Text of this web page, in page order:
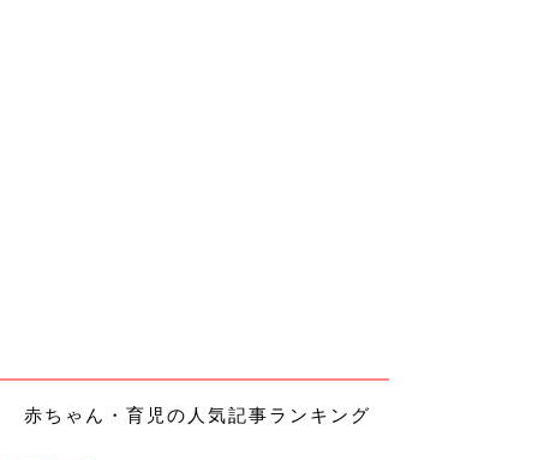
赤ちゃん・育児の人気記事ランキング